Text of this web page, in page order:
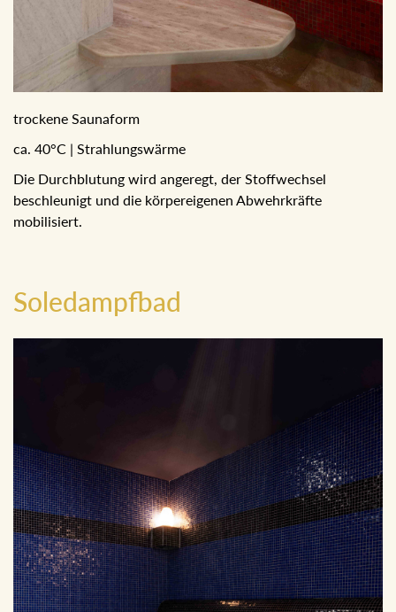
trockene Saunaform
ca. 40°C | Strahlungswärme
Die Durchblutung wird angeregt, der Stoffwechsel
beschleunigt und die körpereigenen Abwehrkräfte
mobilisiert.
Soledampfbad